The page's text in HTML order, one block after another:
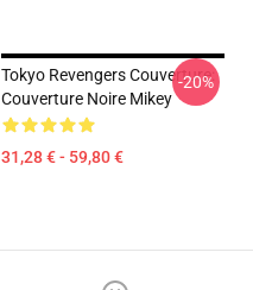
Tokyo Revengers Couverture:
Couverture Noire Mikey
31,28 € - 59,80 €
-20%